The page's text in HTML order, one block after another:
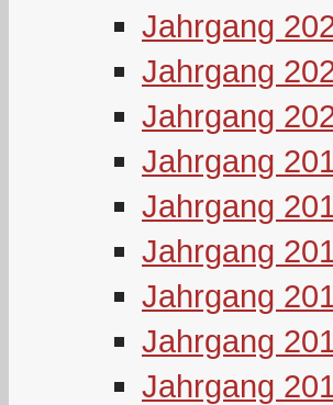
Jahrgang
Jahrgang
Jahrgang
Jahrgang
Jahrgang
Jahrgang
Jahrgang
Jahrgang
Jahrgang